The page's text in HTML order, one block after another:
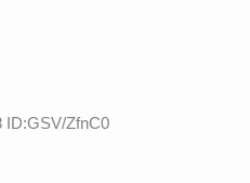
ID:GSV/ZfnC0